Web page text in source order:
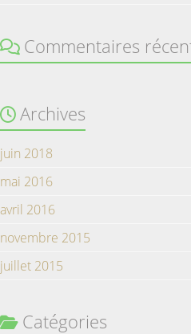
Commentaires
Archives
juin 2018
mai 2016
avril 2016
novembre 2015
juillet 2015
Catégories